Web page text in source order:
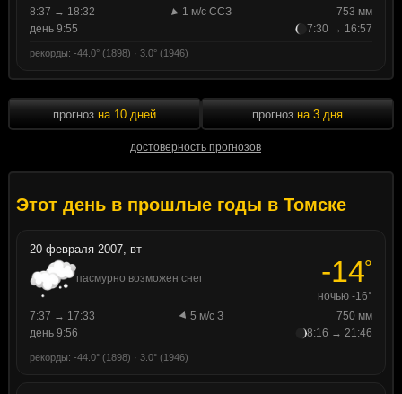
8:37 → 18:32
1 м/с ССЗ
753 мм
день 9:55
7:30 → 16:57
рекорды: -44.0° (1898) · 3.0° (1946)
прогноз на 10 дней
достоверность прогнозов
прогноз на 3 дня
Этот день в прошлые годы в Томске
20 февраля 2007, вт
пасмурно возможен снег -14°
ночью -16°
7:37 → 17:33
5 м/с З
750 мм
день 9:56
8:16 → 21:46
рекорды: -44.0° (1898) · 3.0° (1946)